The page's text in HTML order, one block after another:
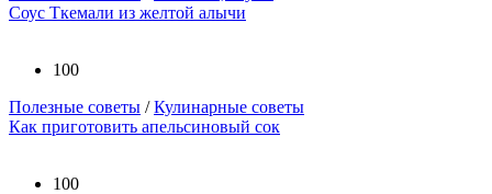
Соус Ткемали из желтой алычи
100
Полезные советы /Кулинарные советы
Как приготовить апельсиновый сок
100